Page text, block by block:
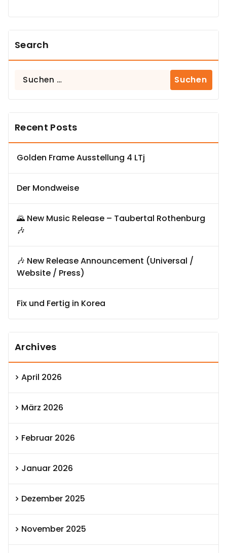
Search
Suchen
Recent Posts
Golden Frame Ausstellung 4 LTj
Der Mondweise
🌄 New Music Release – Taubertal Rothenburg
🎶
🎶 New Release Announcement (Universal /
Website / Press)
Fix und Fertig in Korea
Archives
April 2026
März 2026
Februar 2026
Januar 2026
Dezember 2025
November 2025